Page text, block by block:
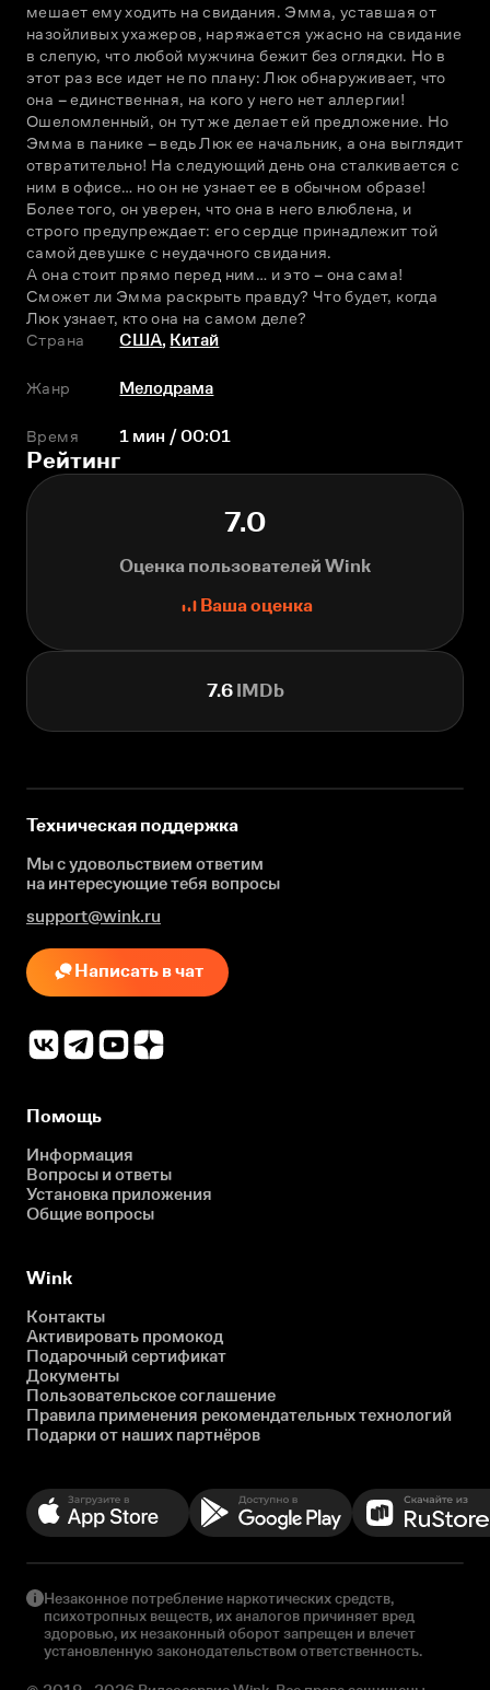
мешает ему ходить на свидания. Эмма, уставшая от
назойливых ухажеров, наряжается ужасно на свидание
в слепую, что любой мужчина бежит без оглядки. Но в
этот раз все идет не по плану: Люк обнаруживает, что
она – единственная, на кого у него нет аллергии!
Ошеломленный, он тут же делает ей предложение. Но
Эмма в панике – ведь Люк ее начальник, а она выглядит
отвратительно! На следующий день она сталкивается с
ним в офисе… но он не узнает ее в обычном образе!
Более того, он уверен, что она в него влюблена, и
строго предупреждает: его сердце принадлежит той
самой девушке с неудачного свидания.
А она стоит прямо перед ним… и это – она сама!
Сможет ли Эмма раскрыть правду? Что будет, когда
Люк узнает, кто она на самом деле?
Страна
США, Китай
Жанр Мелодрама
Время 1 мин / 00:01
Рейтинг
7.0
Оценка пользователей Wink
Ваша оценка
7.6IMDb
Техническая поддержка
Мы с удовольствием ответим
на интересующиетебя вопросы
support@wink.ru
Написать в чат
Помощь
Информация
Вопросы и ответы
Установка приложения
Общие вопросы
Wink
Контакты
Активировать промокод
Подарочный сертификат
Документы
Пользовательское соглашение
Правила применения рекомендательных технологий
Подарки от наших партнёров
Незаконное потребление наркотических средств,
психотропных веществ, их аналогов причиняет вред
здоровью, их незаконный оборот запрещен и влечет
установленную законодательством ответственность.